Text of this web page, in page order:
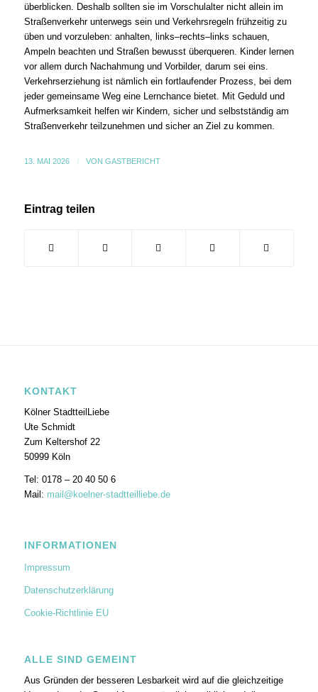
überblicken. Deshalb sollten sie im Vorschulalter nicht allein im
Straßenverkehr unterwegs sein und Verkehrsregeln frühzeitig zu
üben und vorzuleben: anhalten, links–rechts–links schauen,
Ampeln beachten und Straßen bewusst überqueren. Kinder lernen
vor allem durch Nachahmung und Vorbilder, darum sei eins.
Verkehrserziehung ist nämlich ein fortlaufender Prozess, bei dem
jeder gemeinsame Weg eine Lernchance bietet. Mit Geduld und
Aufmerksamkeit helfen wir Kindern, sicher und selbstständig am
Straßenverkehr teilzunehmen und sicher an Ziel zu kommen.
13. MAI 2026 / VON GASTBERICHT
Eintrag teilen
KONTAKT
Kölner StadtteilLiebe
Ute Schmidt
Zum Keltershof 22
50999 Köln
Tel: 0178 – 20 40 50 6
Mail: mail@koelner-stadtteilliebe.de
INFORMATIONEN
Impressum
Datenschutzerklärung
Cookie-Richtlinie EU
ALLE SIND GEMEINT
Aus Gründen der besseren Lesbarkeit wird auf die gleichzeitige